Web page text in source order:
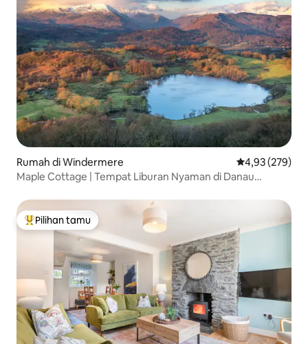
Rumah di Windermere Nilai rata-rata
4,93 (279)
Maple Cottage | Tempat Liburan Nyaman di Danau
Pilihan tamu terpopuler
Pilihan tamu